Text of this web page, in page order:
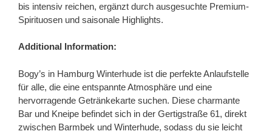
bis intensiv reichen, ergänzt durch ausgesuchte Premium-
Spirituosen und saisonale Highlights.
Additional Information:
Bogy’s in Hamburg Winterhude ist die perfekte Anlaufstelle
für alle, die eine entspannte Atmosphäre und eine
hervorragende Getränkekarte suchen. Diese charmante
Bar und Kneipe befindet sich in der Gertigstraße 61, direkt
zwischen Barmbek und Winterhude, sodass du sie leicht